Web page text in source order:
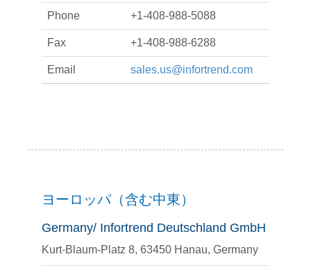
Phone +1-408-988-5088
Fax +1-408-988-6288
Email sales.us@infortrend.com
ヨーロッパ（含む中東）
Germany/ Infortrend Deutschland GmbH
Kurt-Blaum-Platz 8, 63450 Hanau, Germany